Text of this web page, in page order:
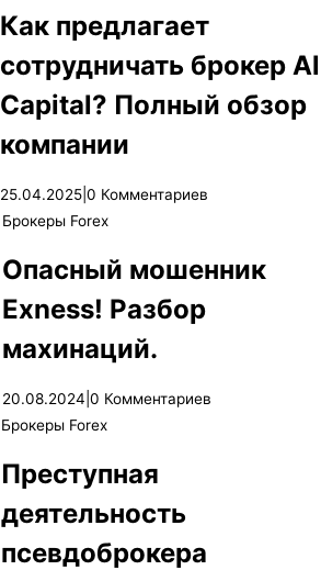
Как предлагает
сотрудничать брокер Al
Capital? Полный обзор
компании
25.04.2025| 0 Комментариев
Брокеры Forex
Опасный мошенник
Exness! Разбор
махинаций.
20.08.2024 |0 Комментариев
Брокеры Forex
Преступная
деятельность
псевдоброкера